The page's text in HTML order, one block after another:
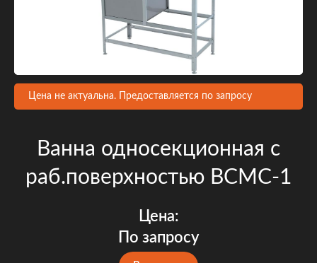
Цена не актуальна. Предоставляется по запросу
Ванна односекционная с
раб.поверхностью ВСМС-1
Цена:
По запросу